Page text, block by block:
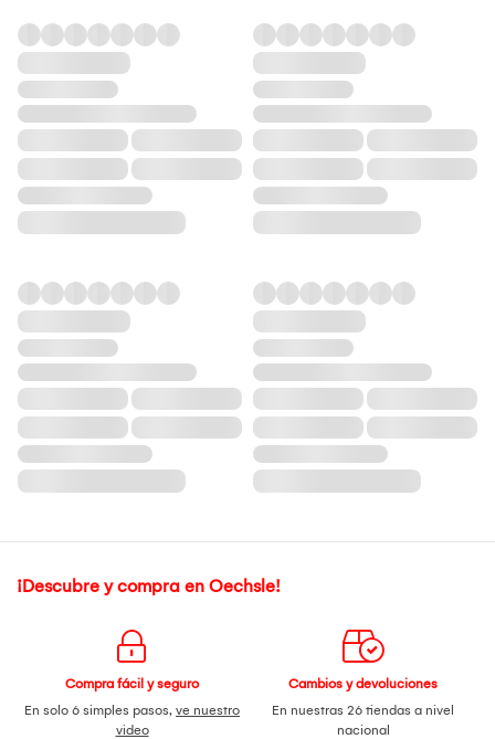
¡Descubre y compra en Oechsle!
Compra fácil y seguro
En solo 6 simples pasos, ve nuestro
video
Cambios y devoluciones
En nuestras 26 tiendas a nivel
nacional